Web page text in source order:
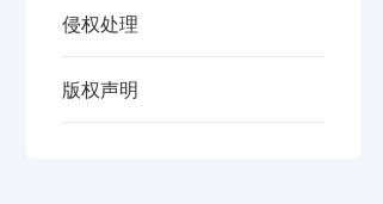
侵权处理
版权声明